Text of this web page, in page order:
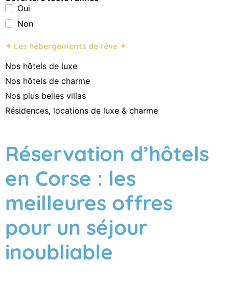
Oui
Non
✦ Les hébergements de rêve ✦
Nos hôtels de luxe
Nos hôtels de charme
Nos plus belles villas
Résidences, locations de luxe & charme
Réservation d’hôtels
en Corse : les
meilleures offres
pour un séjour
inoubliable